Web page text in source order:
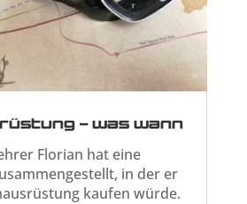
– was wann
Florian hat eine
in der er
kaufen würde.